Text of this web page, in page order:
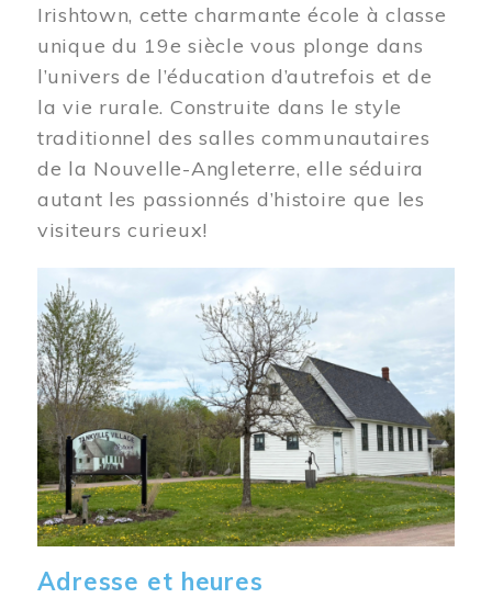
Irishtown, cette charmante école à classe
unique du 19e siècle vous plonge dans
l’univers de l’éducation d’autrefois et de
la vie rurale. Construite dans le style
traditionnel des salles communautaires
de la Nouvelle-Angleterre, elle séduira
autant les passionnés d’histoire que les
visiteurs curieux!
Image
Adresse et heures